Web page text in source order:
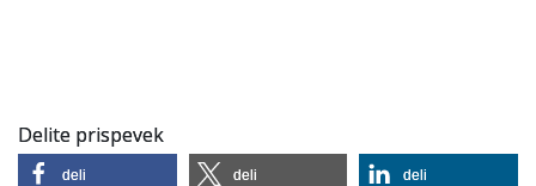
Delite prispevek
deli deli deli